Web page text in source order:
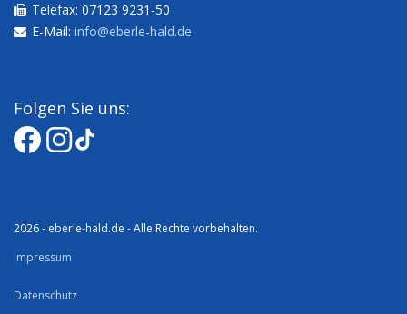
Telefax: 07123 9231-50
E-Mail: info@eberle-hald.de
Folgen Sie uns:
2026 - eberle-hald.de - Alle Rechte vorbehalten.
Impressum
Datenschutz